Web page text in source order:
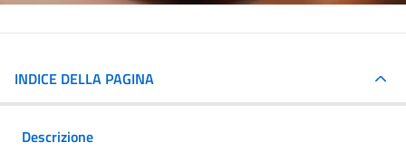
INDICE DELLA PAGINA
Descrizione